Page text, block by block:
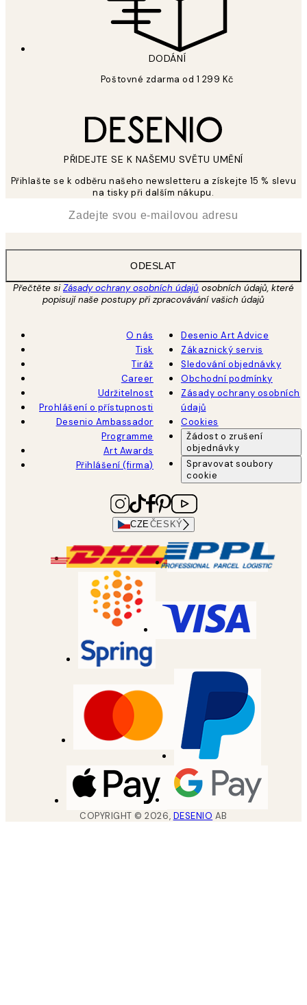
DODÁNÍ
Poštovné zdarma od 1 299 Kč
PŘIDEJTE SE K NAŠEMU SVĚTU UMĚNÍ
Přihlašte se k odběru našeho newsletteru a získejte 15 % slevu
na tisky při dalším nákupu.
ODESLAT
Přečtěte siZásady ochrany osobních údajů osobních údajů, které
popisují naše postupy při zpracovávání vašich údajů
O nás
Tisk
Tiráž
Career
Udržitelnost
Prohlášení o přístupnosti
Desenio Ambassador
Programme
Art Awards
Přihlášení (firma)
Desenio Art Advice
Zákaznický servis
Sledování objednávky
Obchodní podmínky
Zásady ochrany osobních
údajů
Cookies
Žádost o zrušení
objednávky
Spravovat soubory
cookie
CZEČESKÝ
COPYRIGHT ©2026, DESENIO AB